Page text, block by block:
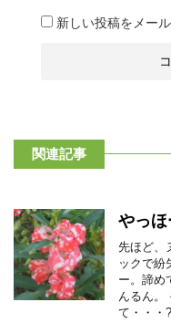
新しい投稿をメー
関連記事
やっ
先ほど、
ックで紛
ー。諦め
んるん。
て・・・